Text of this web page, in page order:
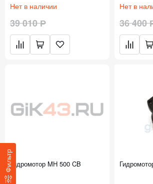
Фильтр
Нет в наличии
39 010 Р
Нет в
36 400
Гидромотор MH 500 CB